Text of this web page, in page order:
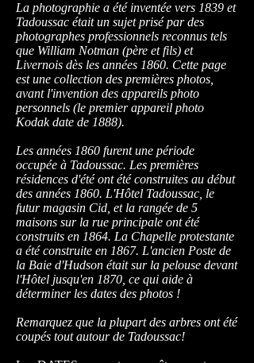
La photographie a été inventée vers 1839 et
Tadoussac était un sujet prisé par des
photographes professionnels reconnus tels
que William Notman (père et fils) et
Livernois dès les années 1860. Cette page
est une collection des premières photos,
avant l'invention des appareils photo
personnels (le premier appareil photo
Kodak date de 1888).
Les années 1860 furent une période
occupée à Tadoussac. Les premières
résidences d'été ont été construites au début
des années 1860. L'Hôtel Tadoussac, le
futur magasin Cid, et la rangée de 5
maisons sur la rue principale ont été
construits en 1864. La Chapelle protestante
a été construite en 1867. L'ancien Poste de
la Baie d'Hudson était sur la pelouse devant
l'Hôtel jusqu'en 1870, ce qui aide à
déterminer les dates des photos !
Remarquez que la plupart des arbres ont été
coupés tout autour de Tadoussac!